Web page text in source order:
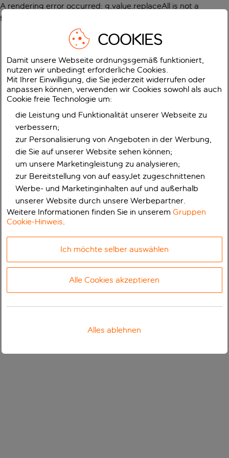
A rendering error occurred: g.value.replaceAll is not a
function
COOKIES
Damit unsere Webseite ordnungsgemäß funktioniert,
nutzen wir unbedingt erforderliche Cookies.
Mit Ihrer Einwilligung, die Sie jederzeit widerrufen oder
anpassen können, verwenden wir Cookies sowohl als auch
Cookie freie Technologie um:
die Leistung und Funktionalität unserer Webseite zu
verbessern;
zur Personalisierung von Angeboten in der Werbung,
die Sie auf unserer Website sehen können;
um unsere Marketingleistung zu analysieren;
zur Bereitstellung von auf easyJet zugeschnittenen
Werbe- und Marketinginhalten auf und außerhalb
unserer Website durch unsere Werbepartner.
Weitere Informationen finden Sie in unseremGruppen
Cookie-Hinweis.
Ich möchte selber auswählen
Alle Cookies akzeptieren
Alles ablehnen